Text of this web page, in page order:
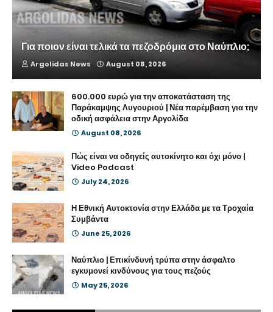
Για ποιον είναι τελικά τα πεζοδρόμια στο Ναύπλιο;
Argolidas News August 08, 2026
600.000 ευρώ για την αποκατάσταση της
Παράκαμψης Λυγουριού | Νέα παρέμβαση για την
οδική ασφάλεια στην Αργολίδα
August 08, 2026
Πώς είναι να οδηγείς αυτοκίνητο και όχι μόνο |
Video Podcast
July 24, 2026
Η Εθνική Αυτοκτονία στην Ελλάδα με τα Τροχαία
Συμβάντα
June 25, 2026
Ναύπλιο | Επικίνδυνή τρύπα στην άσφαλτο
εγκυμονεί κινδύνους για τους πεζούς
May 25, 2026